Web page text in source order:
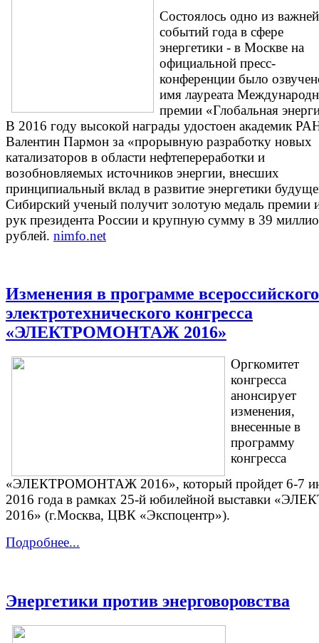
Cостоялось одно из
событий года в сфере
энергетики - в Москве на
официальной пресс-
конференции было
имя лауреата
премии «Глобальная
В 2016 году высокой награды удостоен академик
Валентин Пармон за «прорывную разработку новых
катализаторов в области нефтепереработки и
возобновляемых источников энергии, внесших
принципиальный вклад в развитие энергетики
Сибирский ученый получит золотую медаль премии
рук президента России и крупную сумму в 39
рублей. nimfo.net
Изменения в программе всероссийского
электротехнического конгресса
«ЭЛЕКТРОМОНТАЖ 2016»
Оргкомитет
конгресса
анонсирует
изменения,
внесенные в
программу
конгресса
«ЭЛЕКТРОМОНТАЖ 2016», который пройдет 6-7
2016 года в рамках 25-й юбилейной выставки
2016» (г.Москва, ЦВК «Экспоцентр»).
Подробнее...
Энергетики против энерговоровства